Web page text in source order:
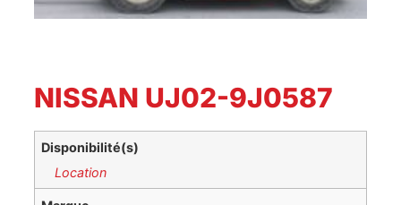
NISSAN UJ02-9J0587
Disponibilité(s)
Location